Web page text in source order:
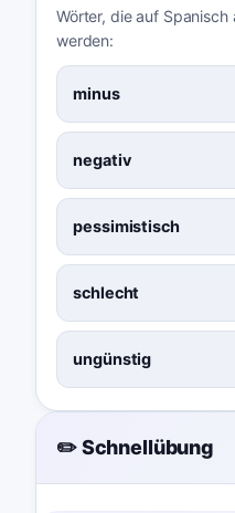
Wörter, die auf
werden:
minus
negativ
pessimistisch
schlecht
ungünstig
✏️ Schnellübung